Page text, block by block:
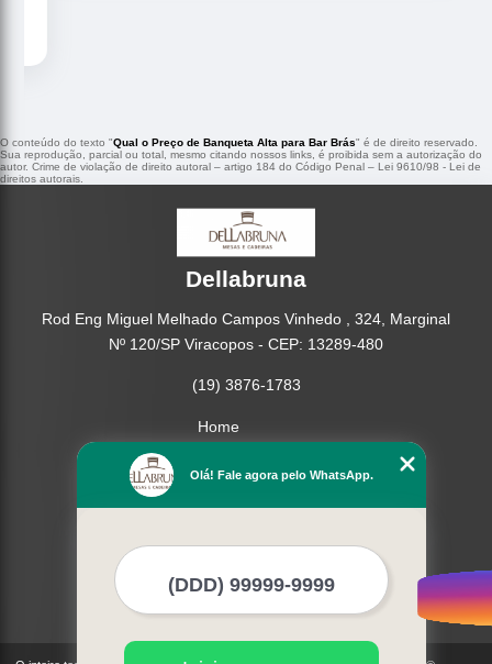
O conteúdo do texto "Qual o Preço de Banqueta Alta para Bar Brás" é de direito reservado.
Sua reprodução, parcial ou total, mesmo citando nossos links, é proibida sem a autorização do
autor. Crime de violação de direito autoral – artigo 184 do Código Penal – Lei 9610/98 - Lei de
direitos autorais
Dellabruna
Rod Eng Miguel Melhado Campos Vinhedo , 324, Marginal
Nº 120/SP Viracopos - CEP: 13289-480
(19) 3876-1783
Home
Missão
Mais Serviços
Olá! Fale agora pelo WhatsApp.